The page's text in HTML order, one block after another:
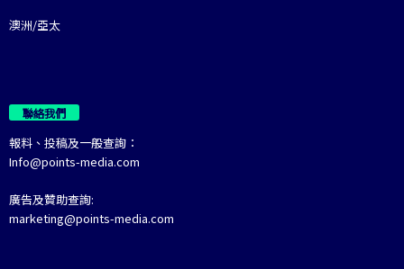
澳洲/亞太
聯絡我們
報料、投稿及一般查詢：
Info@points-media.com
廣告及贊助查詢:
marketing@points-media.com